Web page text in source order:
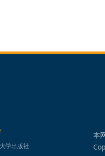
学出版社
本